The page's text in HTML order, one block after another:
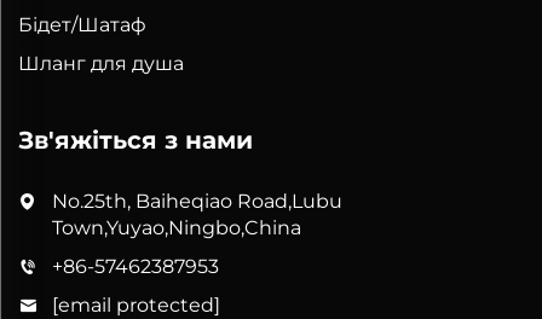
Бідет/Шатаф
Шланг для душа
Зв'яжіться з нами
No.25th, Baiheqiao Road,Lubu
Town,Yuyao,Ningbo,China
+86-57462387953
[email protected]